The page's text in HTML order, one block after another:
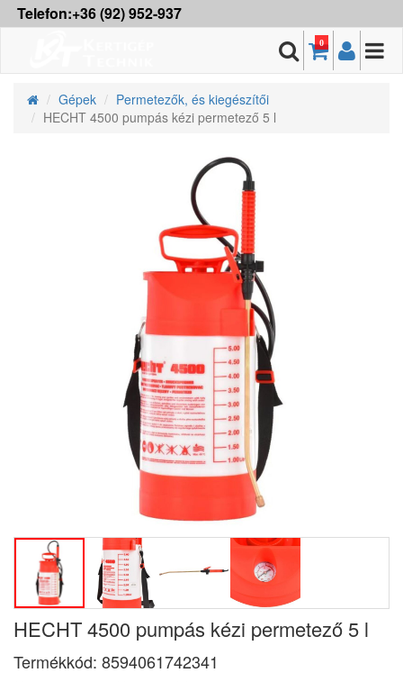
Telefon:+36 (92) 952-937
0
Gépek
Permetezők, és kiegészítői
HECHT 4500 pumpás kézi permetező 5 l
HECHT 4500 pumpás kézi permetező 5 l
Termékkód: 8594061742341